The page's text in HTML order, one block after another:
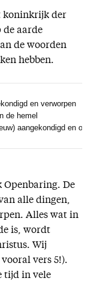
koninkrijk der
de aarde
de woorden
hebben.
en verworpen
de hemel
aangekondigd en
Openbaring. De
alle dingen,
Alles wat in
is, wordt
Wij
vers 5!).
tijd in vele